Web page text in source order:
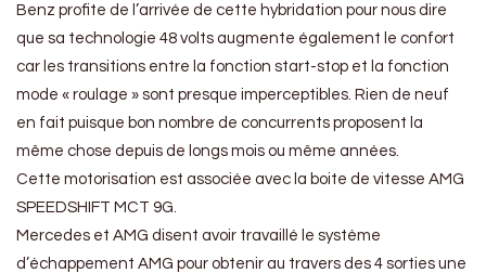
Benz profite de l’arrivée de cette hybridation pour nous dire
que sa technologie 48 volts augmente également le confort
car les transitions entre la fonction start-stop et la fonction
mode « roulage » sont presque imperceptibles. Rien de neuf
en fait puisque bon nombre de concurrents proposent la
même chose depuis de longs mois ou même années.
Cette motorisation est associée avec la boite de vitesse AMG
SPEEDSHIFT MCT 9G.
Mercedes et AMG disent avoir travaillé le système
d’échappement AMG pour obtenir au travers des 4 sorties une